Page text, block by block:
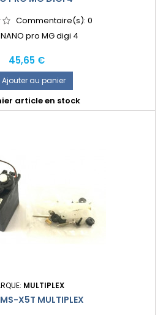
Commentaire(s): 0
pro MG digi 4
Prix
45,65 €
Ajouter au panier
article en stock
MULTIPLEX
X5T MULTIPLEX